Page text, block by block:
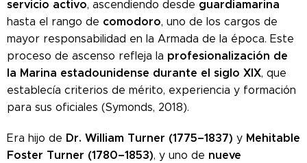
servicio activo, ascendiendo desde guardiamarina
hasta el rango de comodoro, uno de los cargos de
mayor responsabilidad en la Armada de la época. Este
proceso de ascenso refleja la profesionalización de
la Marina estadounidense durante el siglo XIX, que
establecía criterios de mérito, experiencia y formación
para sus oficiales (Symonds, 2018).
Era hijo de Dr. William Turner (1775–1837) y Mehitable
Foster Turner (1780–1853), y uno de nueve